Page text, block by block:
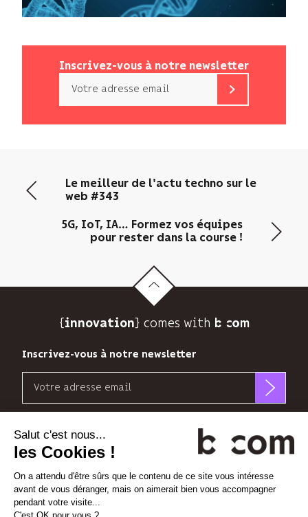
Inscrivez-vous à notre newsletter
n’utilise
que
pour
vous
envoyer
audience.
pouvez
vous
désinscrire
tout
moment
grâce
au
lien
de
désabonnement
Le meilleur de l'actu techno sur le
web #343
5G, IoT, IA… Formez vos équipes
pour rester dans la course !
{innovation} comes with b>
Inscrivez-vous à notre newsletter
b<>com
votre
adresse
email
que
pour
Découvrez nos nouvelles dimensions
*l'Espace *